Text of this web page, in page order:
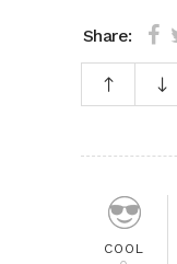
Share:
COOL